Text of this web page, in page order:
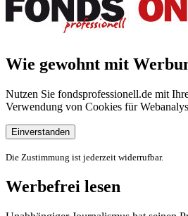
Wie gewohnt mit
Nutzen Sie fondsprofessionell.de mit
Verwendung von Cookies für
Einverstanden
Die Zustimmung ist jederzeit widerrufbar.
Werbefrei lesen